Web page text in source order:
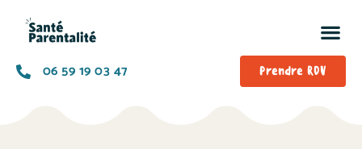
06 59 19 03 47 Prendre RDV